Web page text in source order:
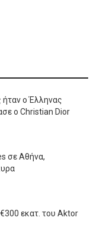
ο Έλληνας
ο Christian Dior
σε Αθήνα,
εκατ. του Aktor